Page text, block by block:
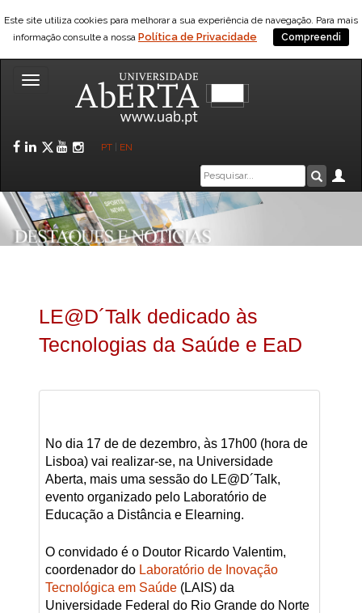
Este site utiliza cookies para melhorar a sua experiência de navegação. Para mais
informação consulte a nossa Política de Privacidade Compreendi
Toggle
Facebook
LinkedIn
Twitter
YouTube
Instagram
PT EN
Caixa
de
pesquisa
LE@D´Talk dedicado às
Tecnologias da Saúde e EaD
No dia 17 de de dezembro, às 17h00 (hora de
Lisboa) vai realizar-se, na Universidade
Aberta, mais uma sessão do LE@D´Talk,
evento organizado pelo Laboratório de
Educação a Distância e Elearning.
O convidado é o Doutor Ricardo Valentim,
coordenador do Laboratório de Inovação
Tecnológica em Saúde(LAIS) da
Universidade Federal do Rio Grande do Norte